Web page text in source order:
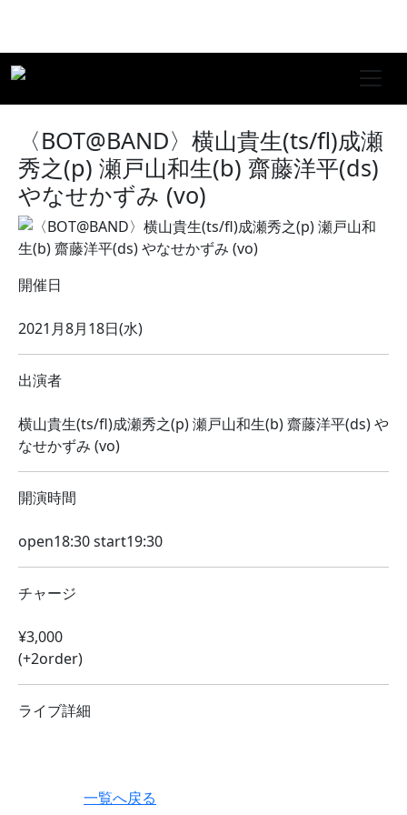
〈BOT@BAND〉横山貴生(ts/fl)成瀬
秀之(p) 瀬戸山和生(b) 齋藤洋平(ds)
やなせかずみ (vo)
開催日
2021月8月18日(水)
出演者
横山貴生(ts/fl)成瀬秀之(p) 瀬戸山和生(b) 齋藤洋平(ds) や
なせかずみ (vo)
開演時間
open18:30 start19:30
チャージ
¥3,000
(+2order)
ライブ詳細
一覧へ戻る